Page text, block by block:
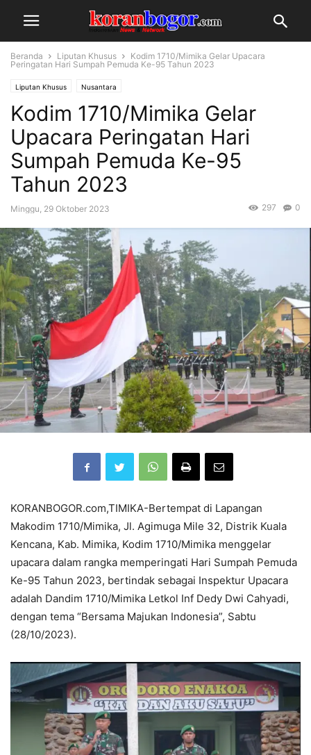
Beranda Liputan Khusus
Kodim 1710/Mimika Gelar Upacara
Peringatan Hari Sumpah Pemuda Ke-95 Tahun 2023
Liputan Khusus Nusantara
Kodim 1710/Mimika Gelar
Upacara Peringatan Hari
Sumpah Pemuda Ke-95
Tahun 2023
Minggu, 29 Oktober 2023 0
297
KORANBOGOR.com,TIMIKA-Bertempat di Lapangan
Makodim 1710/Mimika, Jl. Agimuga Mile 32, Distrik Kuala
Kencana, Kab. Mimika, Kodim 1710/Mimika menggelar
upacara dalam rangka memperingati Hari Sumpah Pemuda
Ke-95 Tahun 2023, bertindak sebagai Inspektur Upacara
adalah Dandim 1710/Mimika Letkol Inf Dedy Dwi Cahyadi,
dengan tema “Bersama Majukan Indonesia”, Sabtu
(28/10/2023).